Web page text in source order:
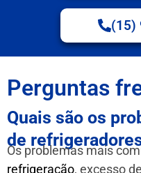
(15)
Perguntas
Quais são os
de
Os problemas mais
refrigeração, excesso